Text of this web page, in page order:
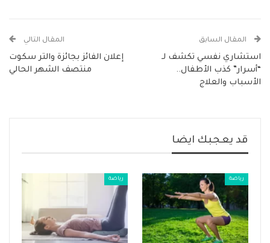
المقال السابق
استشاري نفسي تكشف لـ
“أسرار” كذب الأطفال..
الأسباب والعلاج
المقال التالي
إعلان الفائز بجائزة والتر سكوت
منتصف الشهر الحالي
قد يعجبك ايضا
رياضة رياضة